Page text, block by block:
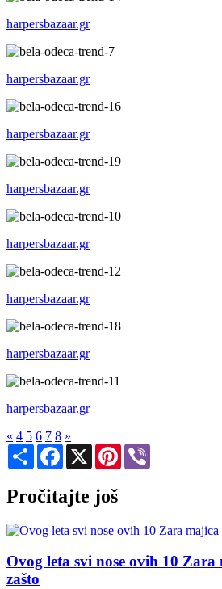
harpersbazaar.gr
harpersbazaar.gr
harpersbazaar.gr
harpersbazaar.gr
harpersbazaar.gr
harpersbazaar.gr
harpersbazaar.gr
harpersbazaar.gr
« 4 5 6 7 8 »
Share Facebook
X Pinterest
Pročitajte još
Ovog leta svi nose ovih 10
zašto